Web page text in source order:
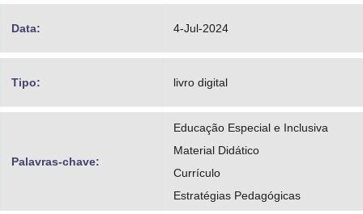
Data: 4-Jul-2024
Tipo: livro digital
Palavras-chave:
Educação Especial e Inclusiva
Material Didático
Currículo
Estratégias Pedagógicas